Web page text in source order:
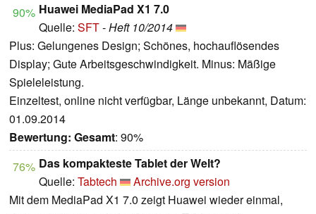
90% Huawei MediaPad X1 7.0
Quelle: SFT-Heft 10/2014
Plus: Gelungenes Design; Schönes, hochauflösendes
Display; Gute Arbeitsgeschwindigkeit. Minus: Mäßige
Spieleleistung.
Einzeltest, online nicht verfügbar, Länge unbekannt, Datum:
01.09.2014
Bewertung: Gesamt: 90%
76% Das kompakteste Tablet der Welt?
Quelle: Tabtech
Archive.org version
Mit dem MediaPad X1 7.0 zeigt Huawei wieder einmal,